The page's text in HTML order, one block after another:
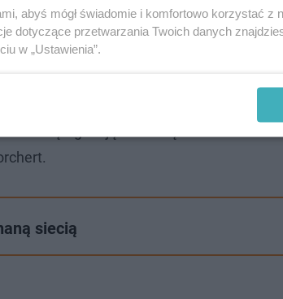
Dealz. To dla nas
Obecnie rozmawiamy z
przed końcem naszego roku
siecią
abyś mógł świadomie i komfortowo korzystać z
dotyczące przetwarzania Twoich danych
w „Ustawienia”.